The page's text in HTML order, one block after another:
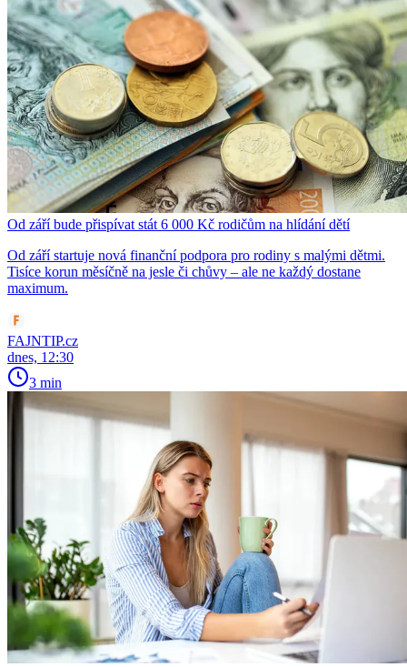
Od září bude přispívat stát 6 000 Kč rodičům na hlídání dětí
Od září startuje nová finanční podpora pro rodiny s malými dětmi.
Tisíce korun měsíčně na jesle či chůvy – ale ne každý dostane
maximum.
FAJNTIP.cz
dnes, 12:30
3 min